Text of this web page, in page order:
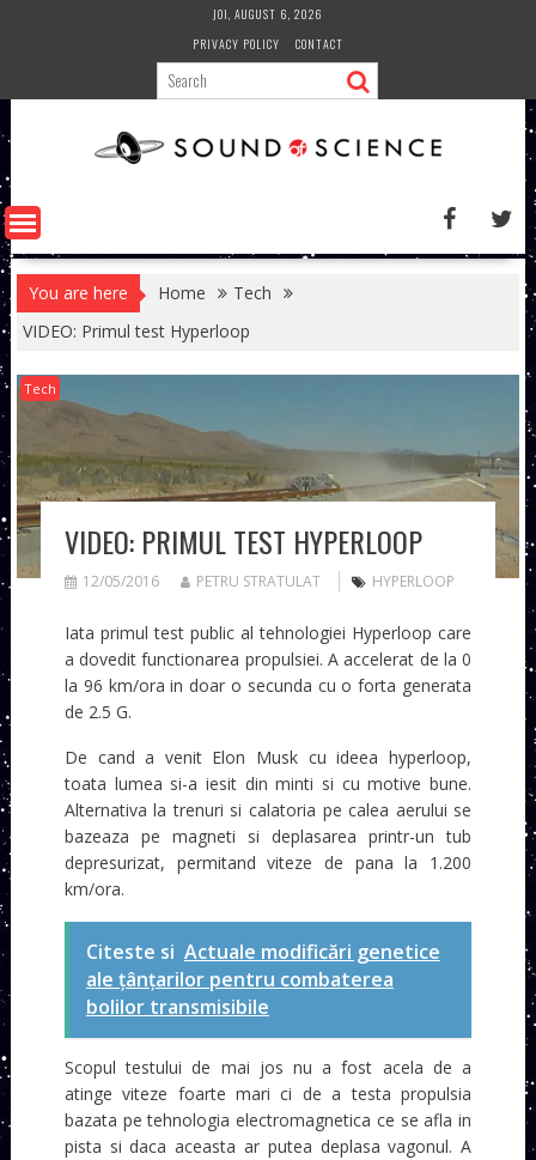
JOI, AUGUST 6, 2026
PRIVACY POLICY
CONTACT
You are here Home
Tech
VIDEO: Primul test Hyperloop
Tech
VIDEO: PRIMUL TEST HYPERLOOP
12/05/2016 PETRU STRATULAT HYPERLOOP
Iata primul test public al tehnologiei Hyperloop care
a dovedit functionarea propulsiei. A accelerat de la 0
la 96 km/ora in doar o secunda cu o forta generata
de 2.5 G.
De cand a venit Elon Musk cu ideea hyperloop,
toata lumea si-a iesit din minti si cu motive bune.
Alternativa la trenuri si calatoria pe calea aerului se
bazeaza pe magneti si deplasarea printr-un tub
depresurizat, permitand viteze de pana la 1.200
km/ora.
Citeste si Actuale modificări genetice
ale țânțarilor pentru combaterea
bolilor transmisibile
Scopul testului de mai jos nu a fost acela de a
atinge viteze foarte mari ci de a testa propulsia
bazata pe tehnologia electromagnetica ce se afla in
pista si daca aceasta ar putea deplasa vagonul. A